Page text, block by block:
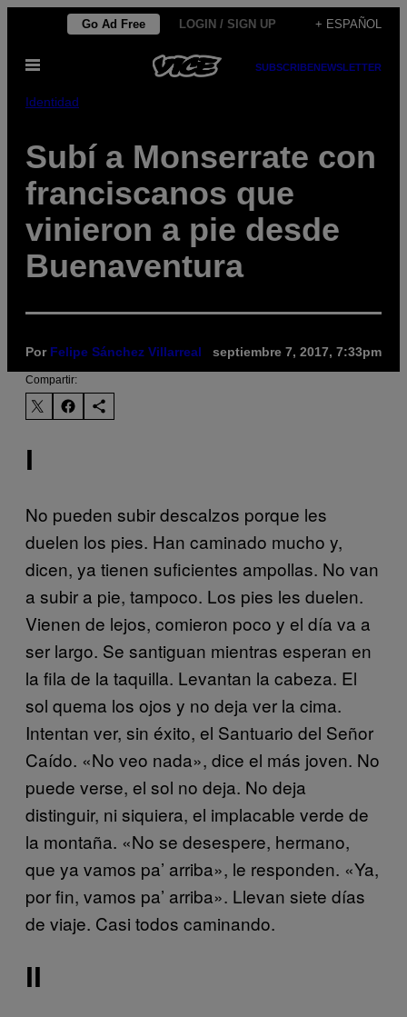
contenido
Go Ad Free LOGIN / SIGN UP + ESPAÑOL
Abrir
SUBSCRIBENEWSLETTER
Identidad
Subí a Monserrate con
franciscanos que
vinieron a pie desde
Buenaventura
Por Felipe Sánchez Villarreal septiembre 7, 2017, 7:33pm
Compartir:
I
No pueden subir descalzos porque les
duelen los pies. Han caminado mucho y,
dicen, ya tienen suficientes ampollas. No van
a subir a pie, tampoco. Los pies les duelen.
Vienen de lejos, comieron poco y el día va a
ser largo. Se santiguan mientras esperan en
la fila de la taquilla. Levantan la cabeza. El
sol quema los ojos y no deja ver la cima.
Intentan ver, sin éxito, el Santuario del Señor
Caído. «No veo nada», dice el más joven. No
puede verse, el sol no deja. No deja
distinguir, ni siquiera, el implacable verde de
la montaña. «No se desespere, hermano,
que ya vamos pa’ arriba», le responden. «Ya,
por fin, vamos pa’ arriba». Llevan siete días
de viaje. Casi todos caminando.
II